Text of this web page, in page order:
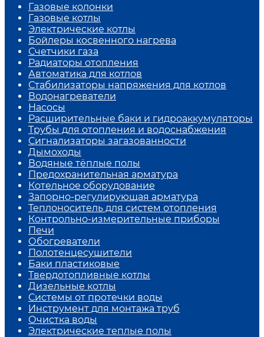
Газовые колонки
Газовые котлы
Электрические котлы
Бойлеры косвенного нагрева
Счетчики газа
Радиаторы отопления
Автоматика для котлов
Стабилизаторы напряжения для котлов
Водонагреватели
Насосы
Расширительные баки и гидроаккумуляторы
Трубы для отопления и водоснабжения
Сигнализаторы загазованности
Дымоходы
Водяные тёплые полы
Предохранительная арматура
Котельное оборудование
Запорно-регулирующая арматура
Теплоноситель для систем отопления
Контрольно-измерительные приборы
Печи
Обогреватели
Полотенцесушители
Баки пластиковые
Твердотопливные котлы
Дизельные котлы
Системы от протечки воды
Инструмент для монтажа труб
Очистка воды
Электрические теплые полы